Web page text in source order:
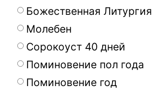
Божественная Литургия
Молебен
Сорокоуст 40 дней
Поминовение пол года
Поминовение год